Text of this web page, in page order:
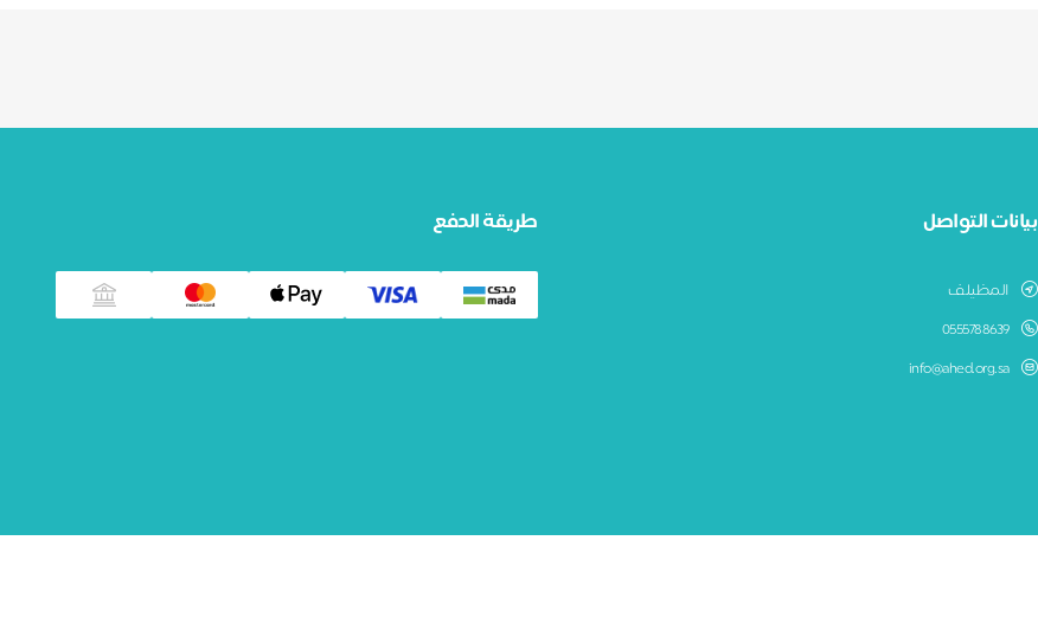
بيانات التواصل
المظيلف
0555788639
info@ahed.org.sa
طريقة الدفع